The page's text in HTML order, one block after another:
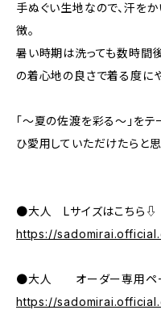
手ぬぐい生地なので、汗を
徴。
暑い時期は洗っても数時間
の着心地の良さで着る度に
「～夏の佐渡を彩る～」をテ
ひ愛用していただけたらと思
●大人 Lサイズはこちら⇩
https://
●大人 オーダー専用ペ
https://